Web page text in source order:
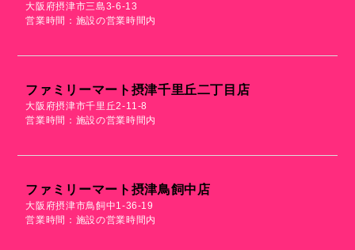
大阪府摂津市三島3-6-13
営業時間：施設の営業時間内
ファミリーマート摂津千里丘二丁目店
大阪府摂津市千里丘2-11-8
営業時間：施設の営業時間内
ファミリーマート摂津鳥飼中店
大阪府摂津市鳥飼中1-36-19
営業時間：施設の営業時間内